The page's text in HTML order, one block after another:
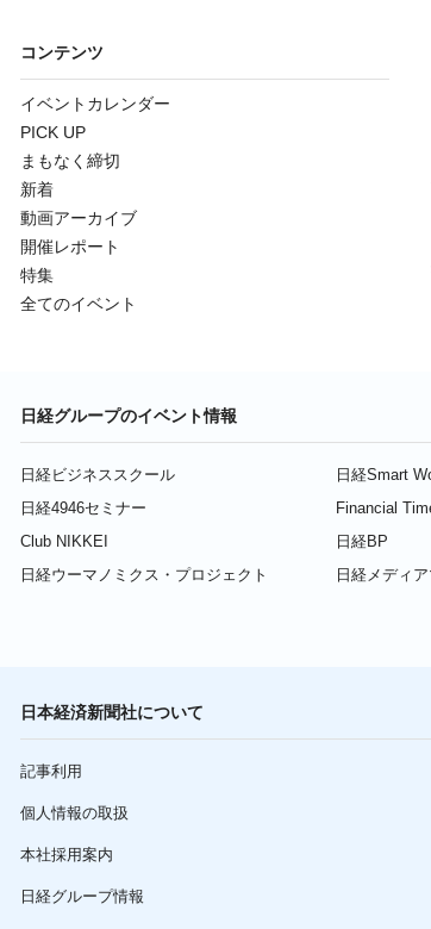
コンテンツ
イベントカレンダー
PICK UP
まもなく締切
新着
動画アーカイブ
開催レポート
特集
全てのイベント
日経グループのイベント情報
日経ビジネススクール
日経4946セミナー
Club NIKKEI
日経ウーマノミクス・プロジェクト
日経Smart
Financial
日経BP
日経メディ
日本経済新聞社について
記事利用
個人情報の取扱
本社採用案内
日経グループ情報